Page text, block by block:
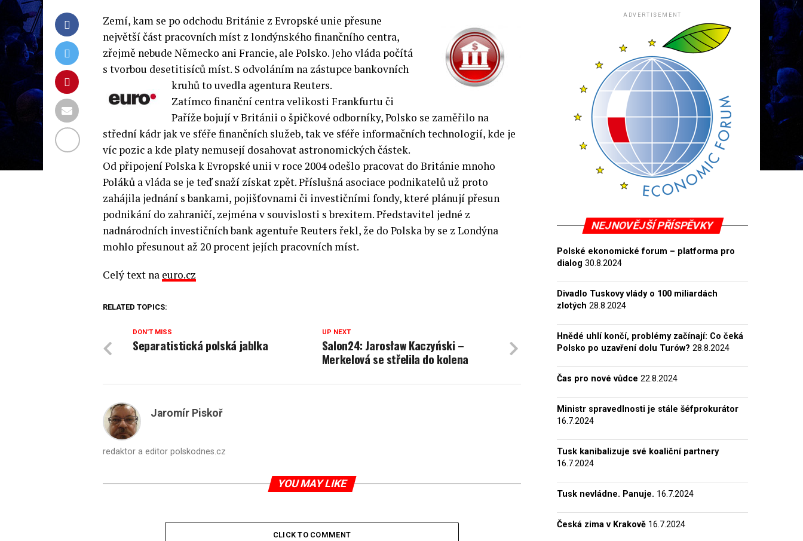
Zemí, kam se po odchodu Británie z Evropské unie přesune
největší část pracovních míst z londýnského finančního centra,
zřejmě nebude Německo ani Francie, ale Polsko. Jeho vláda počítá
s tvorbou desetitisíců míst. S odvoláním na zástupce bankovních
kruhů to uvedla agentura Reuters.
Zatímco finanční centra velikosti Frankfurtu či
Paříže bojují v Británii o špičkové odborníky, Polsko se zaměřilo na
střední kádr jak ve sféře finančních služeb, tak ve sféře informačních technologií, kde je
víc pozic a kde platy nemusejí dosahovat astronomických částek.
Od připojení Polska k Evropské unii v roce 2004 odešlo pracovat do Británie mnoho
Poláků a vláda se je teď snaží získat zpět. Příslušná asociace podnikatelů už proto
zahájila jednání s bankami, pojišťovnami či investičními fondy, které plánují přesun
podnikání do zahraničí, zejména v souvislosti s brexitem. Představitel jedné z
nadnárodních investičních bank agentuře Reuters řekl, že do Polska by se z Londýna
mohlo přesunout až 20 procent jejích pracovních míst.
Celý text na euro.cz
RELATED TOPICS:
UP NEXT
Salon24: Jarosław Kaczyński –
Merkelová se střelila do kolena
DON'T MISS
Separatistická polská jablka
Jaromír Piskoř
redaktor a editor polskodnes.cz
YOU MAY LIKE
CLICK TO COMMENT
ADVERTISEMENT
NEJNOVĚJŠÍ PŘÍSPĚVKY
Polské ekonomické forum – platforma pro
dialog 30.8.2024
Divadlo Tuskovy vlády o 100 miliardách
zlotých 28.8.2024
Hnědé uhlí končí, problémy začínají: Co čeká
Polsko po uzavření dolu Turów? 28.8.2024
Čas pro nové vůdce 22.8.2024
Ministr spravedlnosti je stále šéfprokurátor
16.7.2024
Tusk kanibalizuje své koaliční partnery
16.7.2024
Tusk nevládne. Panuje. 16.7.2024
Česká zima v Krakově 16.7.2024